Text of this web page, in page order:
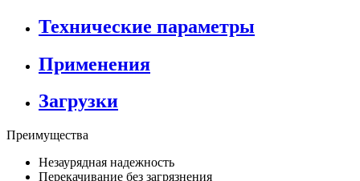
Технические параметры
Применения
Загрузки
Преимущества
Незаурядная надежность
Перекачивание без загрязнения